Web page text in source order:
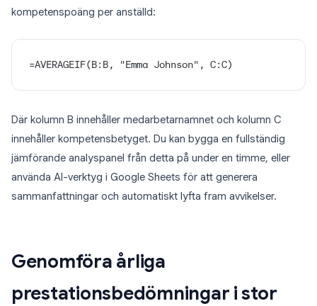
kompetenspoäng per anställd:
=AVERAGEIF(B:B, "Emma Johnson", C:C)
Där kolumn B innehåller medarbetarnamnet och kolumn C
innehåller kompetensbetyget. Du kan bygga en fullständig
jämförande analyspanel från detta på under en timme, eller
använda AI-verktyg i Google Sheets för att generera
sammanfattningar och automatiskt lyfta fram avvikelser.
Genomföra årliga
prestationsbedömningar i stor